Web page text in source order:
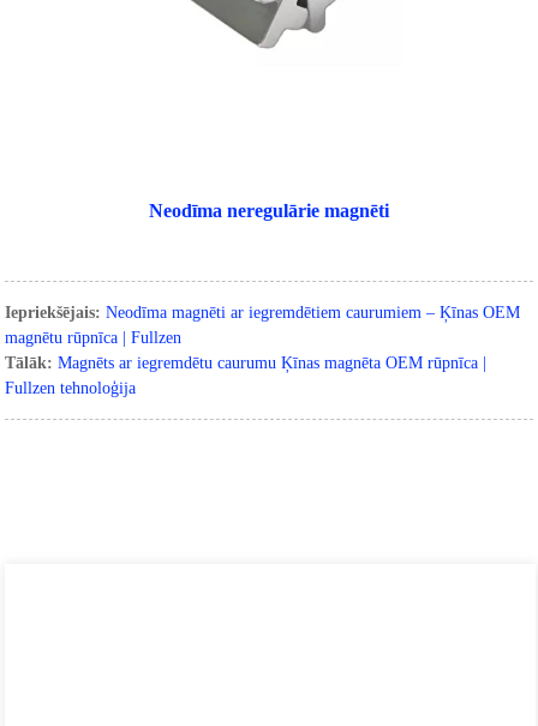
Neodīma neregulārie magnēti
Iepriekšējais: Neodīma magnēti ar iegremdētiem caurumiem – Ķīnas OEM
magnētu rūpnīca | Fullzen
Tālāk: Magnēts ar iegremdētu caurumu Ķīnas magnēta OEM rūpnīca |
Fullzen tehnoloģija